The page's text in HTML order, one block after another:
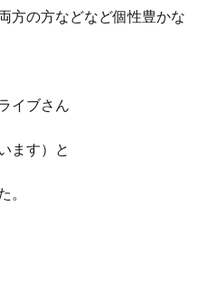
方の方などなど個性豊かな
イブさん
ます）と
。